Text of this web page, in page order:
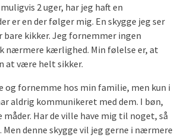
2 uger, har jeg haft en
er en der følger mig. En skygge jeg ser
bare kikker. Jeg fornemmer ingen
nærmere kærlighed. Min følelse er, at
at være helt sikker.
og fornemme hos min familie, men kun i
aldrig kommunikeret med dem. I bøn,
måder. Har de ville have mig til noget, så
Men denne skygge vil jeg gerne i nærmere